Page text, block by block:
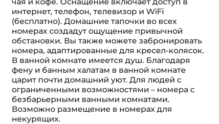
интернет, телефон, телевизор и WiFi
(бесплатно). Домашние тапочки во всех
номерах создадут ощущение привычной
обстановки. Вы также можете забронировать
номера, адаптированные для кресел-колясок.
В ванной комнате имеется душ. Благодаря
фену и банным халатам в ванной комнате
царит почти домашний уют. Для людей с
ограниченными возможностями – номера с
безбарьерными ванными комнатами.
Возможно размещение в номерах для
некурящих.